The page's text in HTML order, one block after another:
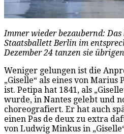
Immer wieder bezaubernd:
Staatsballett Berlin im
Dezember 24 tanzen sie
Weniger gelungen ist die
„Giselle“ als eines von
ist. Petipa hat 1841, als
wurde, in Nantes gelebt und
choreografiert. Er hat auch
einen Pas de deux zu extra
von Ludwig Minkus in